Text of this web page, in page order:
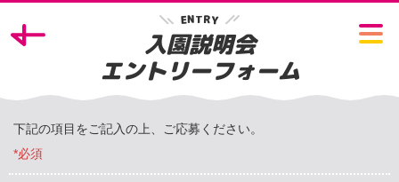
ENTRY
入園説明会
エントリーフォーム
下記の項目をご記入の上、ご応募ください。
*必須